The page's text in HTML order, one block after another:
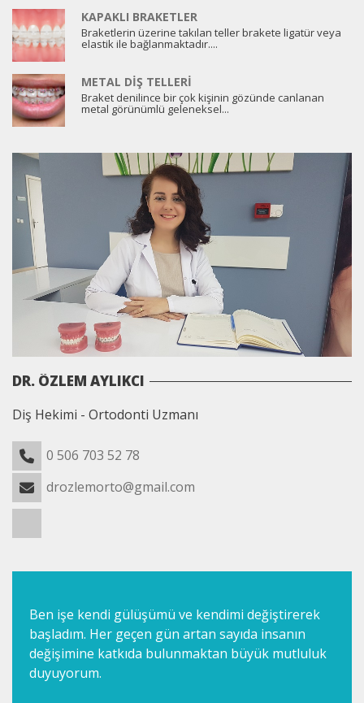
KAPAKLI BRAKETLER
Braketlerin üzerine takılan teller brakete ligatür veya
elastik ile bağlanmaktadır....
METAL DIŞ TELLERI
Braket denilince bir çok kişinin gözünde canlanan
metal görünümlü geleneksel...
DR. ÖZLEM AYLIKCI
Diş Hekimi - Ortodonti Uzmanı
0 506 703 52 78
drozlemorto@gmail.com
Ben işe kendi gülüşümü ve kendimi değiştirerek
başladım. Her geçen gün artan sayıda insanın
değişimine katkıda bulunmaktan büyük mutluluk
duyuyorum.